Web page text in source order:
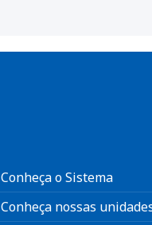
Conheça o Sistema
Conheça nossas